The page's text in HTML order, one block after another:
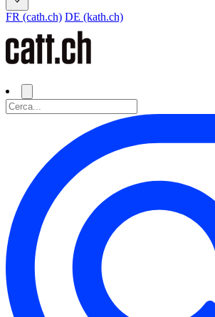
FR (cath.ch) DE (kath.ch)